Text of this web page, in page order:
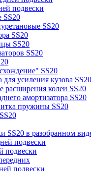
подвески
SS20
SS20
SS20
SS20
SS20
SS20
для усиления кузова SS20
расширения колеи SS20
амортизатора SS20
пружины SS20
SS20 в разобранном
подвески
подвески
подвески